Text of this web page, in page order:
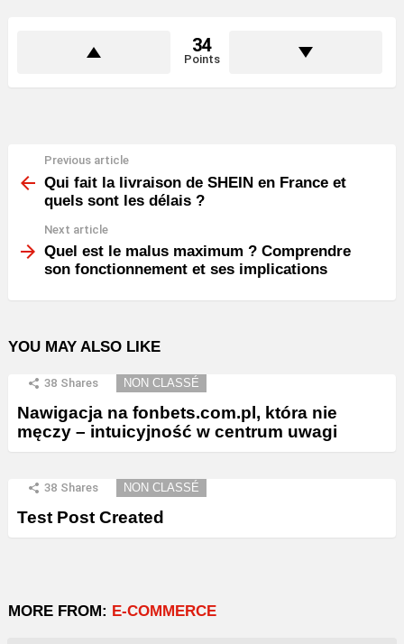
34
Points
more
Previous article
Qui fait la livraison de SHEIN en France et
quels sont les délais ?
Next article
Quel est le malus maximum ? Comprendre
son fonctionnement et ses implications
YOU MAY ALSO LIKE
38 Shares NON CLASSÉ
Nawigacja na fonbets.com.pl, która nie
męczy – intuicyjność w centrum uwagi
38 Shares NON CLASSÉ
Test Post Created
MORE FROM: E-COMMERCE